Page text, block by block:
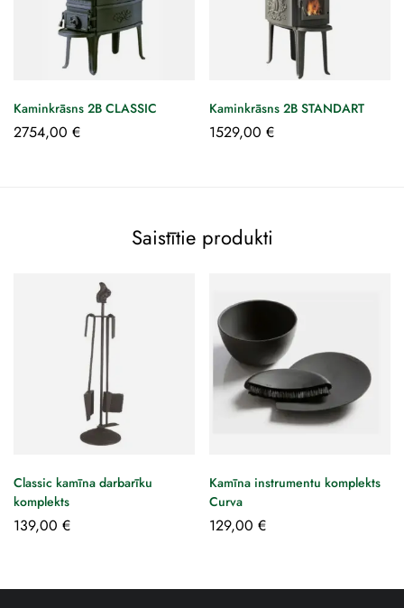
Kaminkrāsns 2B CLASSIC
2754,00 €
Kaminkrāsns 2B STANDART
1529,00 €
Saistītie produkti
Classic kamīna darbarīku
komplekts
139,00 €
Kamīna instrumentu komplekts
Curva
129,00 €